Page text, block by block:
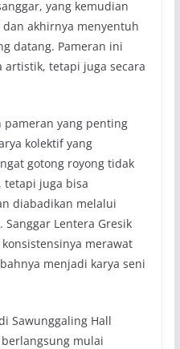
yang kemudian
akhirnya menyentuh
datang. Pameran ini
artistik, tetapi juga secara
pameran yang penting
kolektif yang
gotong royong tidak
tetapi juga bisa
diabadikan melalui
Lentera Gresik
merawat
menjadi karya seni
Sawunggaling Hall
berlangsung mulai